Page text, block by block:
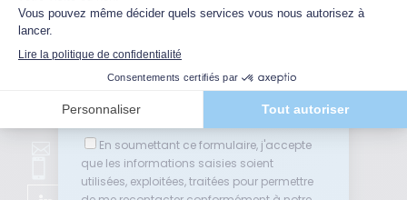
INFORMATIONS DE CONTACT
pn@nexos.be
+32 498 845 929
Conflits au travail ou en entreprise
Négociation
Adresse email *
En soumettant ce formulaire, j'accepte
que les informations saisies soient
utilisées, exploitées, traitées pour permettre